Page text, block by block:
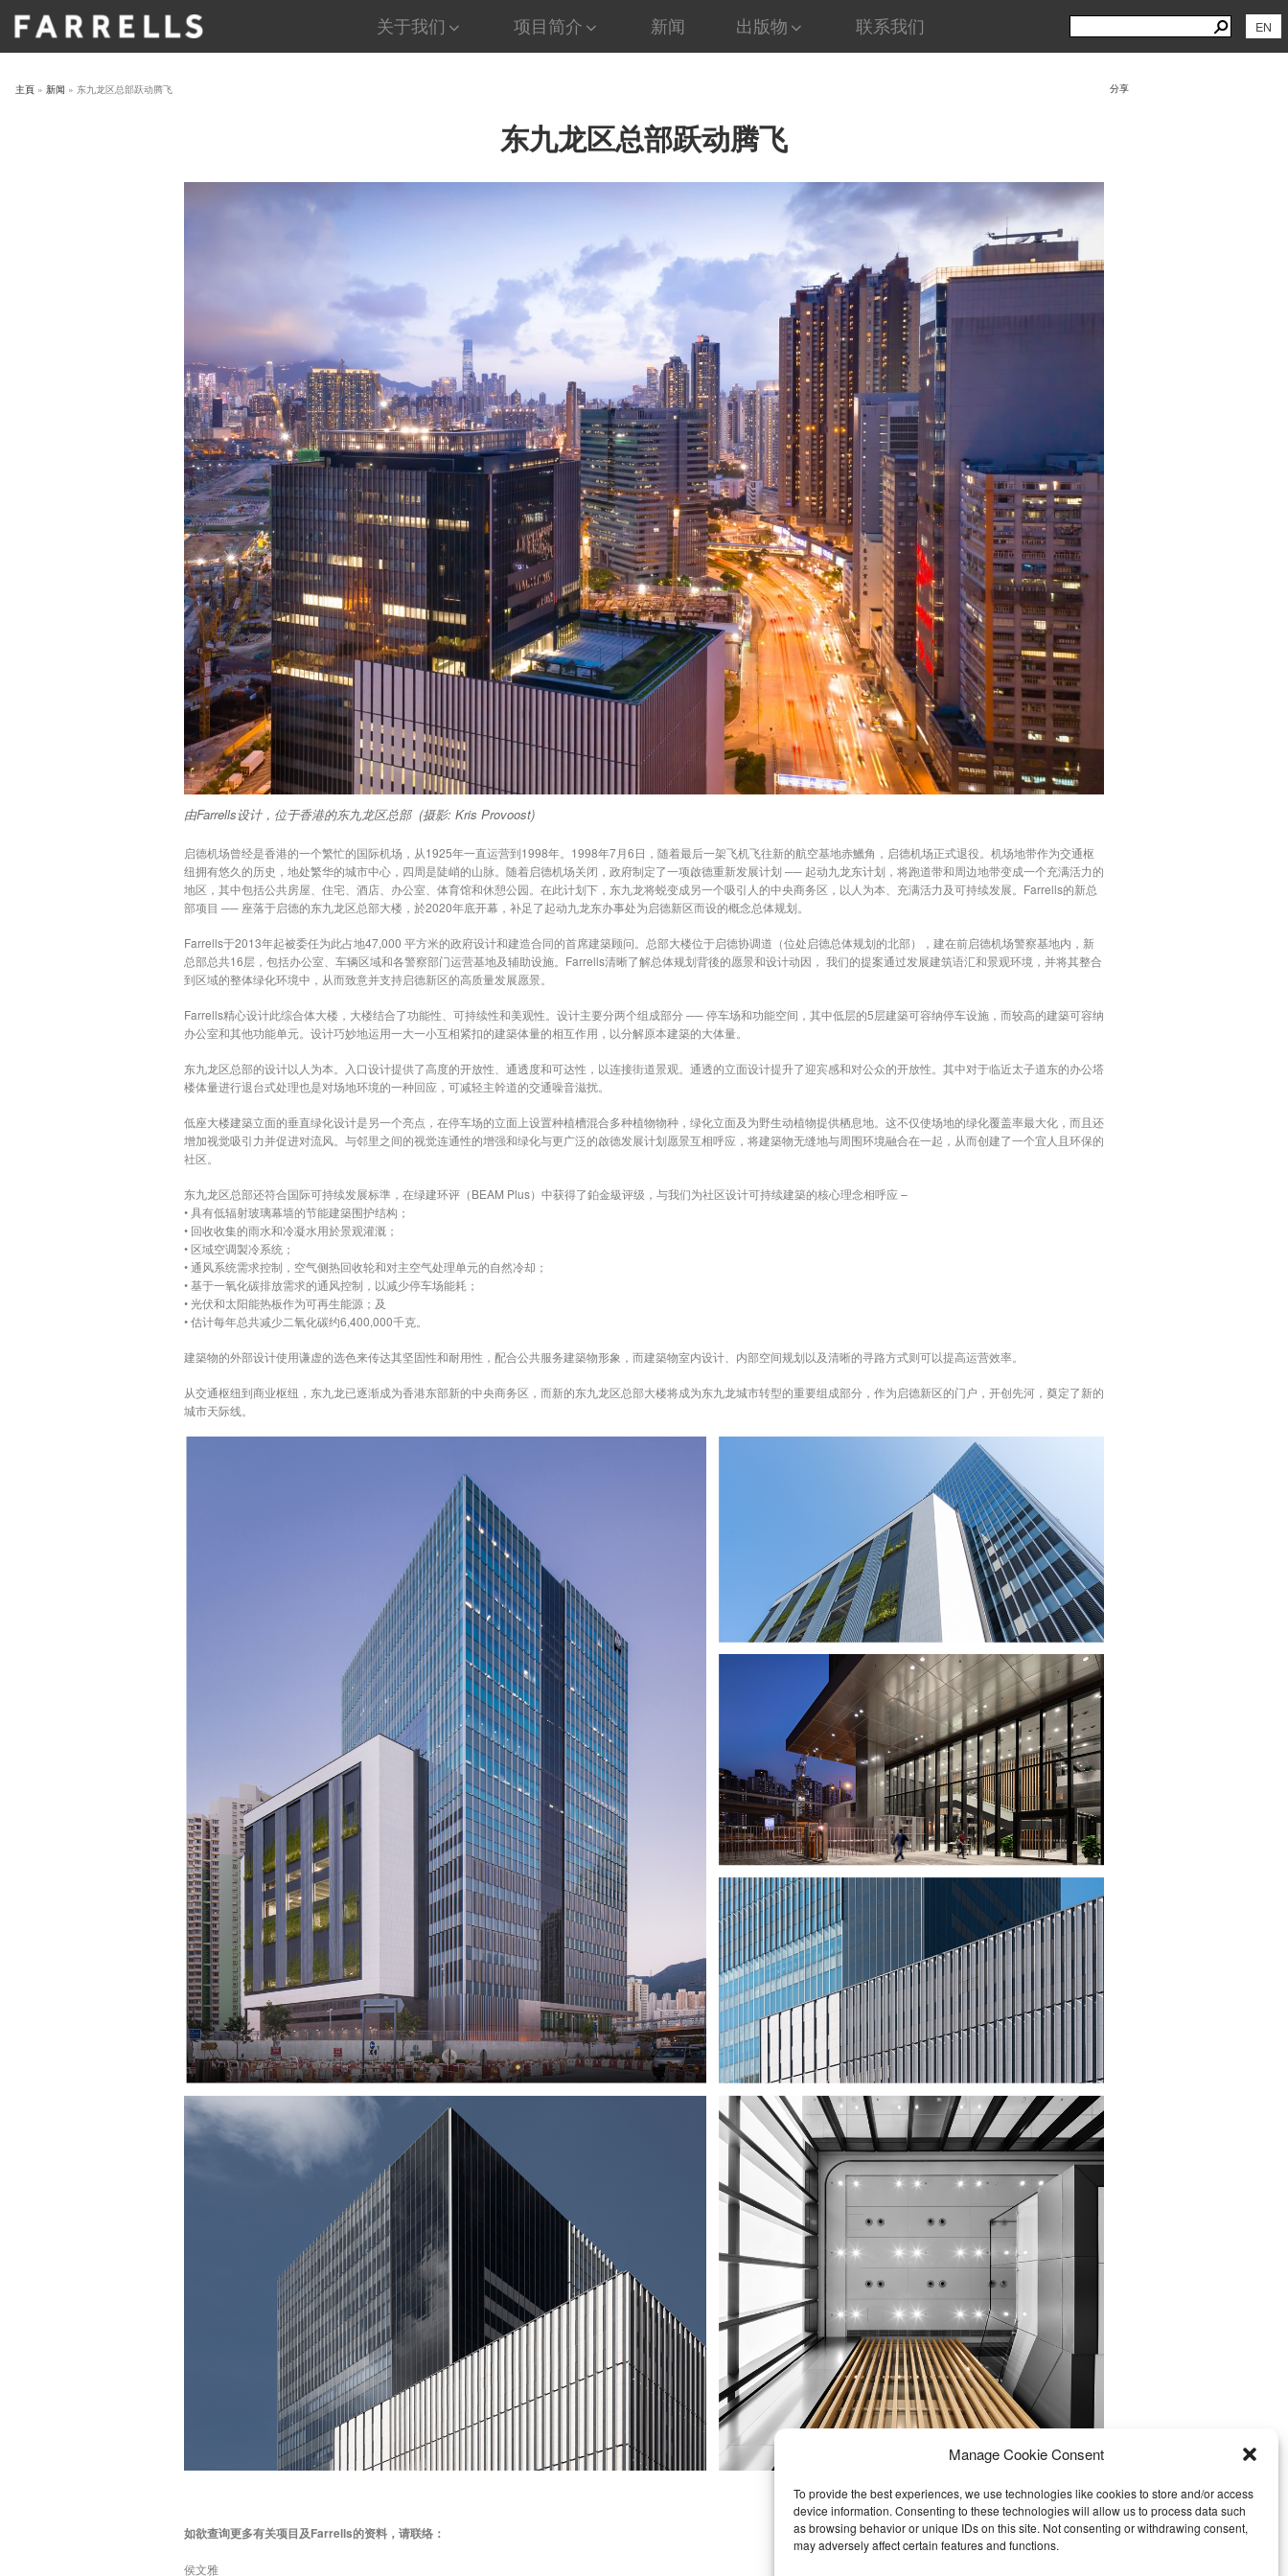
Manage Cookie Consent
To provide the best experiences, we use technologies like cookies to store and/or access
device information. Consenting to these technologies will allow us to process data such
as browsing behavior or unique IDs on this site. Not consenting or withdrawing consent,
may adversely affect certain features and functions.
关于我们 项目简介 新闻 出版物 联系我们
Search
for:
Search
EN
主頁 » 新闻 » 东九龙区总部跃动腾飞 分享
东九龙区总部跃动腾飞
由Farrells设计，位于香港的东九龙区总部 (摄影: Kris Provoost)
启德机场曾经是香港的一个繁忙的国际机场，从1925年一直运营到1998年。1998年7月6日，随着最后一架飞机飞往新的航空基地赤鱲角，启德机场正式退役。机场地带作为交通枢
纽拥有悠久的历史，地处繁华的城市中心，四周是陡峭的山脉。随着启德机场关闭，政府制定了一项啟德重新发展计划 ── 起动九龙东计划，将跑道带和周边地带变成一个充满活力的
地区，其中包括公共房屋、住宅、酒店、办公室、体育馆和休憩公园。在此计划下，东九龙将蜕变成另一个吸引人的中央商务区，以人为本、充满活力及可持续发展。Farrells的新总
部项目 ── 座落于启德的东九龙区总部大楼，於2020年底开幕，补足了起动九龙东办事处为启德新区而设的概念总体规划。
Farrells于2013年起被委任为此占地47,000 平方米的政府设计和建造合同的首席建築顾问。总部大楼位于启德协调道（位处启德总体规划的北部），建在前启德机场警察基地内，新
总部总共16层，包括办公室、车辆区域和各警察部门运营基地及辅助设施。Farrells清晰了解总体规划背後的愿景和设计动因， 我们的提案通过发展建筑语汇和景观环境，并将其整合
到区域的整体绿化环境中，从而致意并支持启德新区的高质量发展愿景。
Farrells精心设计此综合体大楼，大楼结合了功能性、可持续性和美观性。设计主要分两个组成部分 ── 停车场和功能空间，其中低层的5层建築可容纳停车设施，而较高的建築可容纳
办公室和其他功能单元。设计巧妙地运用一大一小互相紧扣的建築体量的相互作用，以分解原本建築的大体量。
东九龙区总部的设计以人为本。入口设计提供了高度的开放性、通透度和可达性，以连接街道景观。通透的立面设计提升了迎宾感和对公众的开放性。其中对于临近太子道东的办公塔
楼体量进行退台式处理也是对场地环境的一种回应，可减轻主幹道的交通噪音滋扰。
低座大楼建築立面的垂直绿化设计是另一个亮点，在停车场的立面上设置种植槽混合多种植物物种，绿化立面及为野生动植物提供栖息地。这不仅使场地的绿化覆盖率最大化，而且还
增加视觉吸引力并促进对流风。与邻里之间的视觉连通性的增强和绿化与更广泛的啟德发展计划愿景互相呼应，将建築物无缝地与周围环境融合在一起，从而创建了一个宜人且环保的
社区。
东九龙区总部还符合国际可持续发展标準，在绿建环评（BEAM Plus）中获得了鉑金級评级，与我们为社区设计可持续建築的核心理念相呼应 –
• 具有低辐射玻璃幕墙的节能建築围护结构；
• 回收收集的雨水和冷凝水用於景观灌溉；
• 区域空调製冷系统；
• 通风系统需求控制，空气侧热回收轮和对主空气处理单元的自然冷却；
• 基于一氧化碳排放需求的通风控制，以减少停车场能耗；
• 光伏和太阳能热板作为可再生能源；及
• 估计每年总共减少二氧化碳约6,400,000千克。
建築物的外部设计使用谦虚的选色来传达其坚固性和耐用性，配合公共服务建築物形象，而建築物室内设计、内部空间规划以及清晰的寻路方式则可以提高运营效率。
从交通枢纽到商业枢纽，东九龙已逐渐成为香港东部新的中央商务区，而新的东九龙区总部大楼将成为东九龙城市转型的重要组成部分，作为启德新区的门户，开创先河，奠定了新的
城市天际线。
如欲查询更多有关项目及Farrells的资料，请联络：
侯文雅